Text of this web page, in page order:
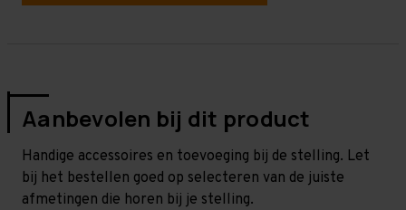
Aanbevolen bij dit product
Handige accessoires en toevoeging bij de stelling. Let
bij het bestellen goed op selecteren van de juiste
afmetingen die horen bij je stelling.